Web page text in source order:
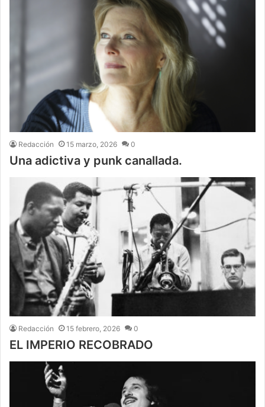
Redacción 15 marzo, 2026 0
Una adictiva y punk canallada.
Redacción 15 febrero, 2026 0
EL IMPERIO RECOBRADO